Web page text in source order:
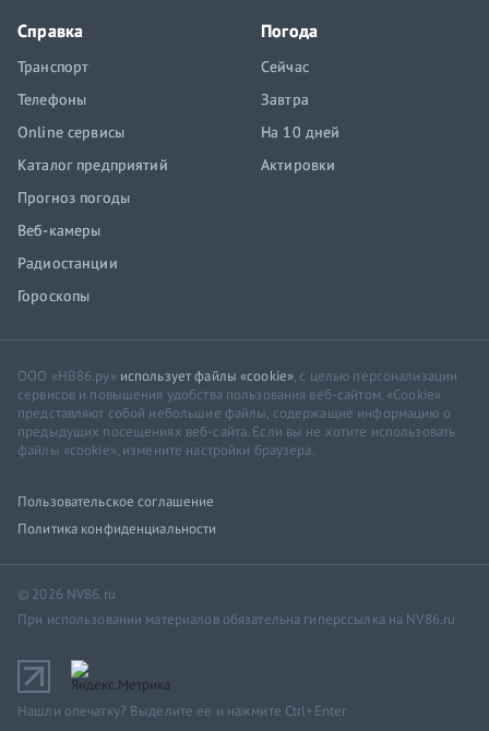
Справка
Транспорт
Телефоны
Online сервисы
Каталог предприятий
Прогноз погоды
Веб-камеры
Радиостанции
Гороскопы
Погода
Сейчас
Завтра
На 10 дней
Актировки
ООО «НВ86.ру» использует файлы «cookie», с целью персонализации
сервисов и повышения удобства пользования веб-сайтом. «Cookie»
представляют собой небольшие файлы, содержащие информацию о
предыдущих посещениях веб-сайта. Если вы не хотите использовать
файлы «cookie», измените настройки браузера.
Пользовательское соглашение
Политика конфиденциальности
© 2026 NV86.ru
При использовании материалов обязательна гиперссылка на NV86.ru
Нашли опечатку? Выделите ее и нажмите Ctrl+Enter